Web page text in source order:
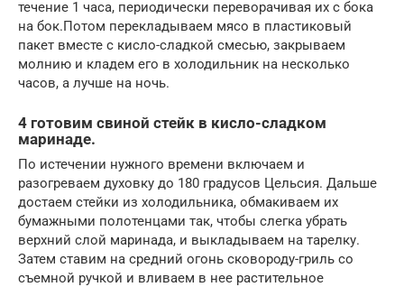
течение 1 часа, периодически переворачивая их с бока
на бок.Потом перекладываем мясо в пластиковый
пакет вместе с кисло-сладкой смесью, закрываем
молнию и кладем его в холодильник на несколько
часов, а лучше на ночь.
4 готовим свиной стейк в кисло-сладком
маринаде.
По истечении нужного времени включаем и
разогреваем духовку до 180 градусов Цельсия. Дальше
достаем стейки из холодильника, обмакиваем их
бумажными полотенцами так, чтобы слегка убрать
верхний слой маринада, и выкладываем на тарелку.
Затем ставим на средний огонь сковороду-гриль со
съемной ручкой и вливаем в нее растительное